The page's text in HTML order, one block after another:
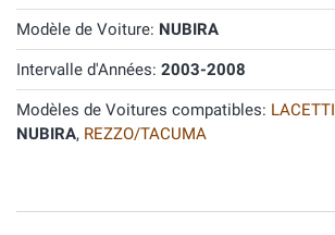
Modèle de Voiture: NUBIRA
Intervalle d'Années: 2003-2008
Modèles de Voitures compatibles: LACETTI
NUBIRA, REZZO/TACUMA